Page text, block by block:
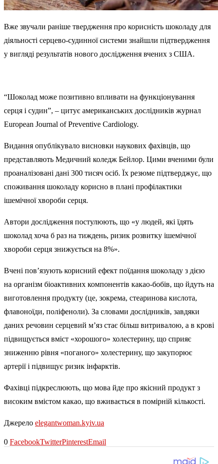
Вже звучали раніше твердження про корисність шоколаду для
діяльності серцево-судинної системи знайшли підтвердження
у вигляді результатів нового дослідження вчених з США.
“Шоколад може позитивно впливати на функціонування
серця і судин”, – цитує американських дослідників журнал
European Journal of Preventive Cardiology.
Видання опублікувало висновки наукових фахівців, що
представляють Медичний коледж Бейлор. Цими вченими були
проаналізовані дані 300 тисяч осіб. Їх резюме підтверджує, що
споживання шоколаду корисно в плані профілактики
ішемічної хвороби серця.
Автори дослідження постулюють, що «у людей, які їдять
шоколад хоча б раз на тиждень, ризик розвитку ішемічної
хвороби серця знижується на 8%».
Вчені пов’язують корисний ефект поїдання шоколаду з дією
на організм біоактивних компонентів какао-бобів, що йдуть на
виготовлення продукту (це, зокрема, стеаринова кислота,
флавоноїди, поліфеноли). За словами дослідників, завдяки
даних речовин серцевий м’яз стає більш витривалою, а в крові
підвищується вміст «хорошого» холестерину, що сприяє
зниженню рівня «поганого» холестерину, що закупорює
артерії і підвищує ризик інфарктів.
Фахівці підкреслюють, що мова йде про якісний продукт з
високим вмістом какао, що вживається в помірній кількості.
Джерело elegantwoman.kyiv.ua
0 FacebookTwitterPinterestEmail